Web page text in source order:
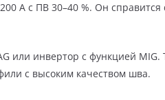
А с ПВ 30–40 %. Он справится
или инвертор с функцией MIG.
с высоким качеством шва.